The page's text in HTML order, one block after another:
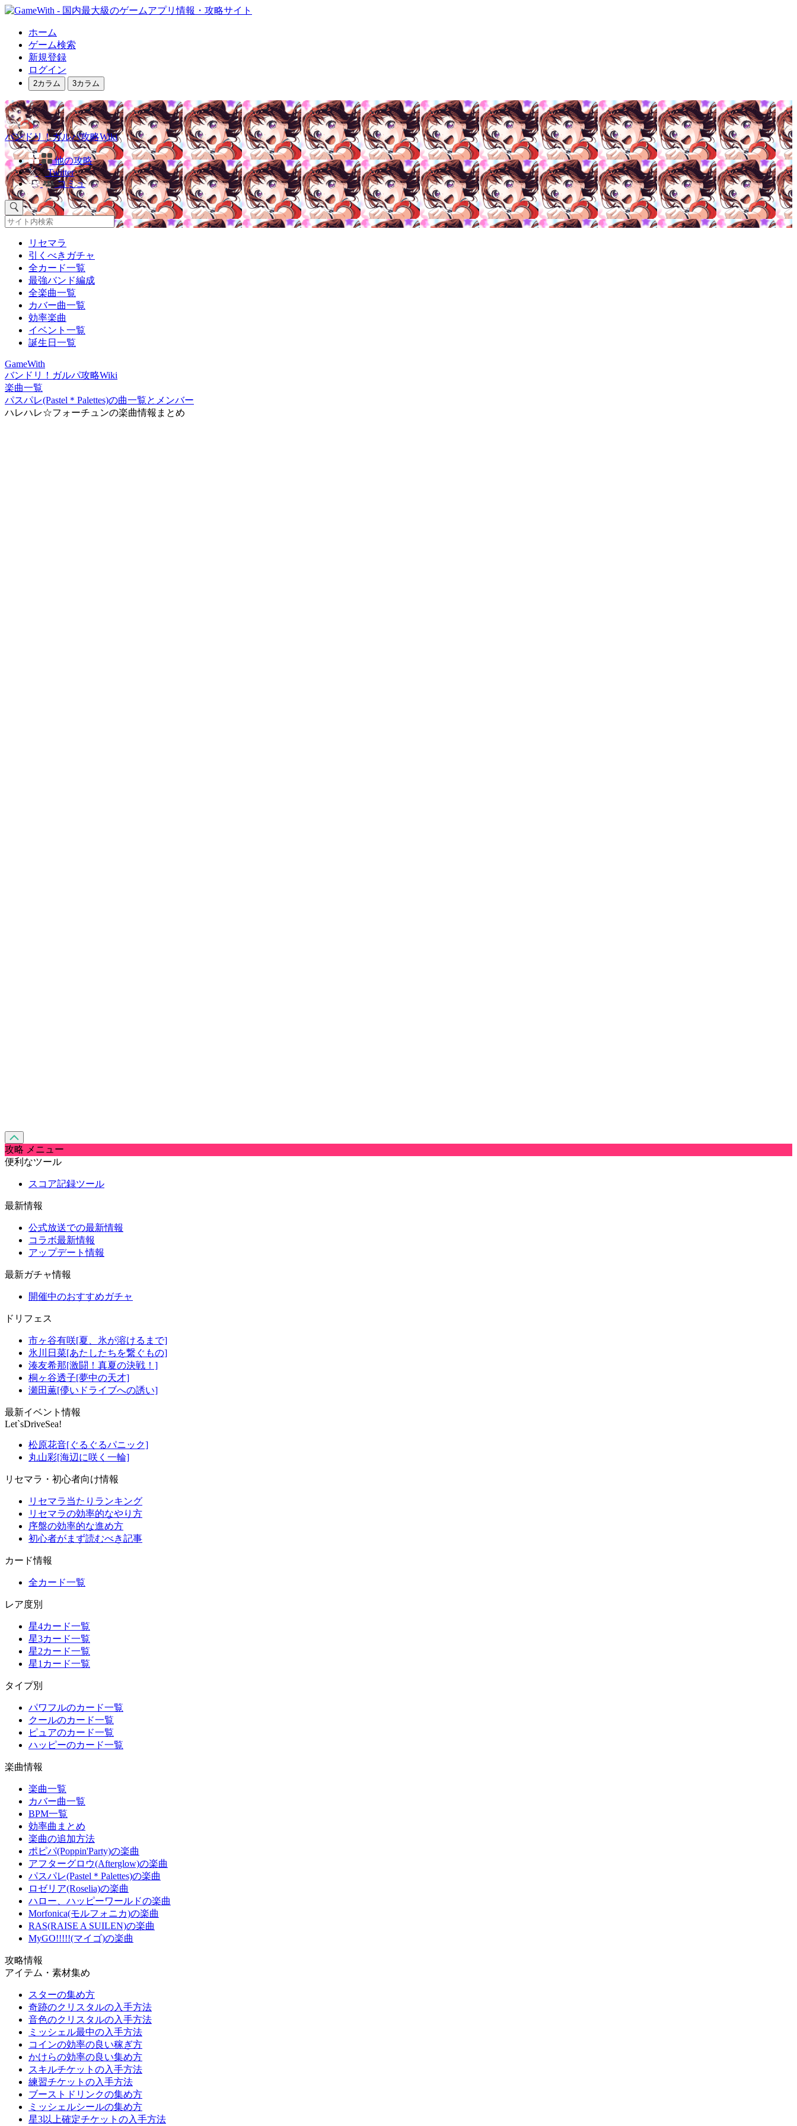
ホーム
ゲーム検索
新規登録
ログイン
2カラム 3カラム
バンドリ！ガルパ攻略Wiki
他の攻略
Twitter
コミュ
リセマラ
引くべきガチャ
全カード一覧
最強バンド編成
全楽曲一覧
カバー曲一覧
効率楽曲
イベント一覧
誕生日一覧
GameWith
バンドリ！ガルパ攻略Wiki
楽曲一覧
パスパレ(Pastel＊Palettes)の曲一覧とメンバー
ハレハレ☆フォーチュンの楽曲情報まとめ
攻略 メニュー
便利なツール
スコア記録ツール
最新情報
公式放送での最新情報
コラボ最新情報
アップデート情報
最新ガチャ情報
開催中のおすすめガチャ
ドリフェス
市ヶ谷有咲[夏、氷が溶けるまで]
氷川日菜[あたしたちを繋ぐもの]
湊友希那[激闘！真夏の決戦！]
桐ヶ谷透子[夢中の天才]
瀬田薫[儚いドライブへの誘い]
最新イベント情報
Let`sDriveSea!
松原花音[ぐるぐるパニック]
丸山彩[海辺に咲く一輪]
リセマラ・初心者向け情報
リセマラ当たりランキング
リセマラの効率的なやり方
序盤の効率的な進め方
初心者がまず読むべき記事
カード情報
全カード一覧
レア度別
星4カード一覧
星3カード一覧
星2カード一覧
星1カード一覧
タイプ別
パワフルのカード一覧
クールのカード一覧
ピュアのカード一覧
ハッピーのカード一覧
楽曲情報
楽曲一覧
カバー曲一覧
BPM一覧
効率曲まとめ
楽曲の追加方法
ポピパ(Poppin'Party)の楽曲
アフターグロウ(Afterglow)の楽曲
パスパレ(Pastel＊Palettes)の楽曲
ロゼリア(Roselia)の楽曲
ハロー、ハッピーワールドの楽曲
Morfonica(モルフォニカ)の楽曲
RAS(RAISE A SUILEN)の楽曲
MyGO!!!!!(マイゴ)の楽曲
攻略情報
アイテム・素材集め
スターの集め方
奇跡のクリスタルの入手方法
音色のクリスタルの入手方法
ミッシェル最中の入手方法
コインの効率の良い稼ぎ方
かけらの効率の良い集め方
スキルチケットの入手方法
練習チケットの入手方法
ブーストドリンクの集め方
ミッシェルシールの集め方
星3以上確定チケットの入手方法